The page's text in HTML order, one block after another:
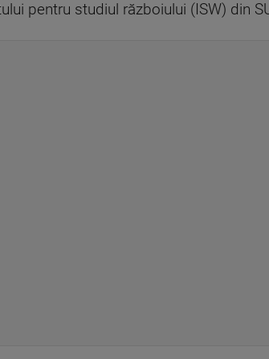
pentru studiul războiului (ISW) din